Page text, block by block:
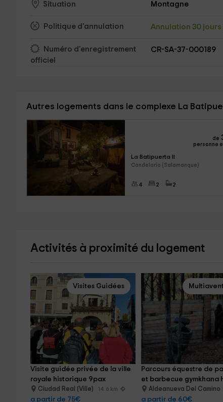
Situation Montagne
Politique d'annulation Annulation 30 jours
Numéro d'enregistrement
officiel
CR-SA-37-000189
Autres logements dans le complexe La
de
personne
La Batipuerta II
Candelario (Salamanque)
4 2 2
Activités à proximité du logement
Visites Guidées
Visite guidée privée de la ville
royale historique 9pax
Ciudad Real (Ville) 14.6 km
a partir de 75€
Parcours équestre de
et barbecue gymkhana
Aldeanueva Del Camino
a partir de 60€